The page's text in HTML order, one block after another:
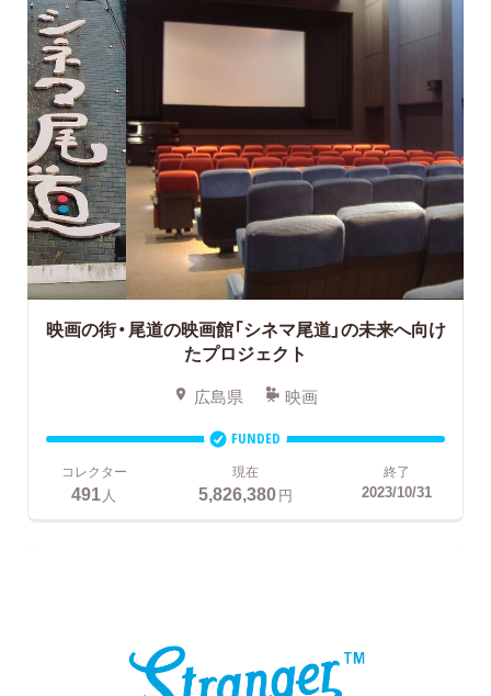
映画の街・尾道の映画館「シネマ尾道」の未来へ向け
たプロジェクト
広島県 映画
FUNDED
コレクター
491 人
現在
5,826,380円
終了
2023/10/31